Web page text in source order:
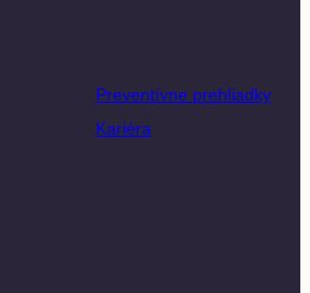
Preventívne prehliadky
Kariéra